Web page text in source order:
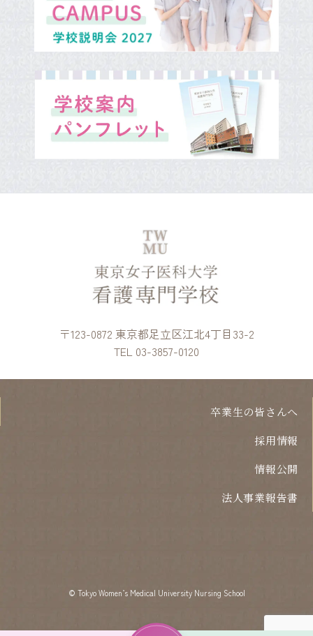
〒123-0872 東京都足立区江北4丁目33-2
TEL 03-3857-0120
卒業生の皆さんへ
採用情報
情報公開
法人事業報告書
©︎ Tokyo Women’s Medical University Nursing School